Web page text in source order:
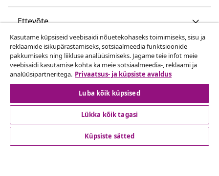
Ettevõte
vidaXL
Vaata rohkem
Kasutame küpsiseid veebisaidi nõuetekohaseks toimimiseks, sisu ja
reklaamide isikupärastamiseks, sotsiaalmeedia funktsioonide
pakkumiseks ning liikluse analüüsimiseks. Jagame teie infot meie
veebisaidi kasutamise kohta ka meie sotsiaalmeedia-, reklaami ja
analüüsipartneritega. Privaatsus- ja küpsiste avaldus
Luba kõik küpsised
Lükka kõik tagasi
Küpsiste sätted